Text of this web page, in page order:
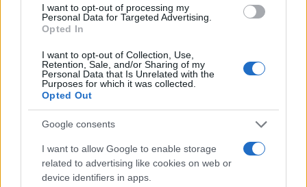
I want to opt-out of processing my
Personal Data for Targeted Advertising.
Opted In
I want to opt-out of Collection, Use,
Retention, Sale, and/or Sharing of my
Personal Data that Is Unrelated with the
Purposes for which it was collected.
Opted Out
Google consents
I want to allow Google to enable storage
related to advertising like cookies on web or
device identifiers in apps.
Boom del settore tech italiano: 652 milioni in venture
capital nel primo semestre 2026
Andrea Conforti · 6 Ago 2026